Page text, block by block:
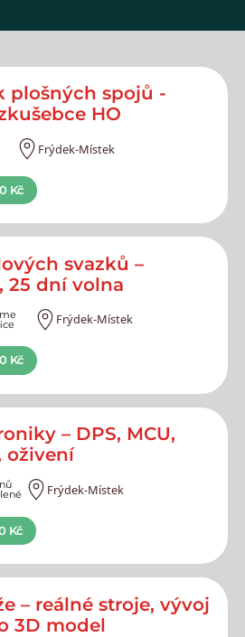
plošných spojů -
HO
Frýdek-Místek
Kč
svazků –
25 dní volna
Frýdek-Místek
Kč
– DPS, MCU,
oživení
Frýdek-Místek
Kč
– reálné stroje, vývoj
3D model